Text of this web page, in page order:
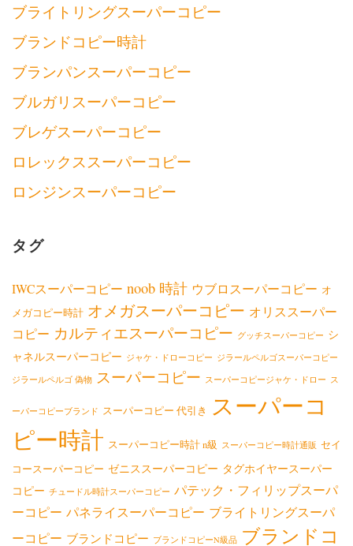
ブライトリングスーパーコピー
ブランドコピー時計
ブランパンスーパーコピー
ブルガリスーパーコピー
ブレゲスーパーコピー
ロレックススーパーコピー
ロンジンスーパーコピー
タグ
IWCスーパーコピー noob 時計 ウブロスーパーコピー オ
メガコピー時計 オメガスーパーコピー オリススーパー
コピー カルティエスーパーコピー グッチスーパーコピー シ
ャネルスーパーコピー ジャケ・ドローコピー ジラールペルゴスーパーコピー
ジラールペルゴ 偽物 スーパーコピー スーパーコピージャケ・ドロー ス
ーパーコピーブランド スーパーコピー 代引き スーパーコ
ピー時計 スーパーコピー時計 n級 スーパーコピー時計通販 セイ
コースーパーコピー ゼニススーパーコピー タグホイヤースーパー
コピー チュードル時計スーパーコピー パテック・フィリップスーパ
ーコピー パネライスーパーコピー ブライトリングスーパ
ーコピー ブランドコピー ブランドコピーN級品 ブランドコ